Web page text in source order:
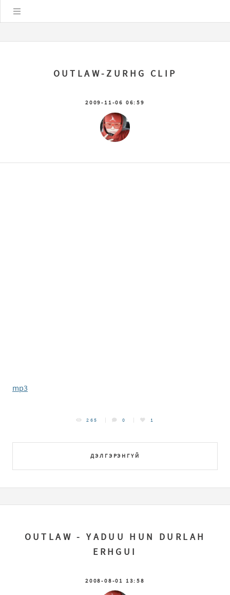
OUTLAW-ZURHG CLIP
2009-11-06 06:59
mp3
ДЭЛГЭРЭНГҮЙ
265 0 1
OUTLAW - YADUU HUN DURLAH
ERHGUI
2008-08-01 13:58